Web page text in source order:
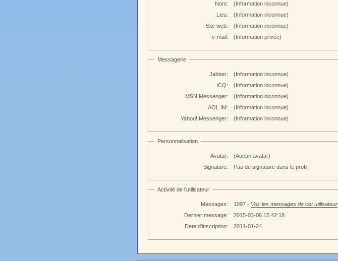
Nom:
(Information inconnue)
Lieu:
(Information inconnue)
Site web:
(Information inconnue)
e-mail:
(Information privée)
Messagerie
Jabber:
(Information inconnue)
ICQ:
(Information inconnue)
MSN Messenger:
(Information inconnue)
AOL IM:
(Information inconnue)
Yahoo! Messenger:
(Information inconnue)
Personnalisation
Avatar:
(Aucun avatar)
Signature:
Pas de signature dans le profil.
Activité de l'utilisateur
Messages: 1097 - Voir les messages de cet utilisateur
Dernier message:
2015-03-06 15:42:18
Date d'inscription:
2011-01-24